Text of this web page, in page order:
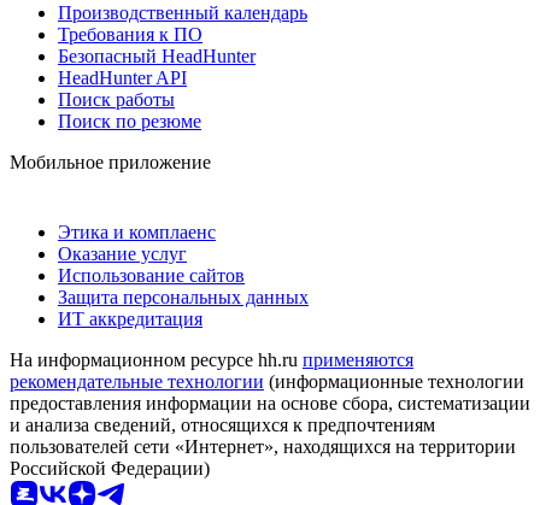
Производственный календарь
Требования к ПО
Безопасный HeadHunter
HeadHunter API
Поиск работы
Поиск по резюме
Мобильное приложение
Этика и комплаенс
Оказание услуг
Использование сайтов
Защита персональных данных
ИТ аккредитация
На информационном ресурсе hh.ru применяются
рекомендательные технологии (информационные технологии
предоставления информации на основе сбора, систематизации
и анализа сведений, относящихся к предпочтениям
пользователей сети «Интернет», находящихся на территории
Российской Федерации)